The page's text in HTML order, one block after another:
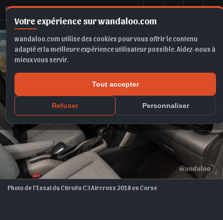
Votre expérience sur wandaloo.com
wandaloo.com utilise des cookies pour vous offrir le contenu
adapté et la meilleure expérience utilisateur possible. Aidez-nous à
mieux vous servir.
Tout accepter
Refuser Personnaliser
Citroën C3 Aircross 2018
Photo de l'Essai du Citroën C3 Aircross 2018 en Corse